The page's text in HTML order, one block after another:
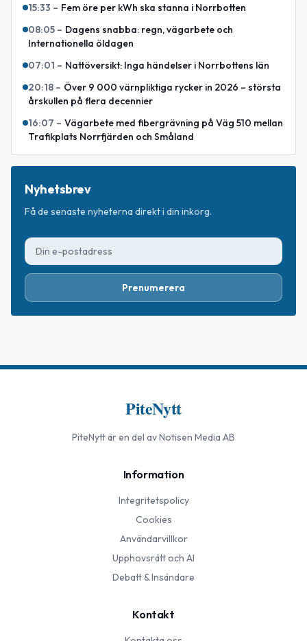
15:33 – Fem öre per kWh ska stanna i Norrbotten
08:05 – Dagens snabba: regn, vägarbete och
Internationella öldagen
07:01 – Nattöversikt: Inga händelser i Norrbottens län
20:18 – Över 9 000 värnpliktiga rycker in 2026 – största
årskullen på flera decennier
16:07 – Vägarbete med fibergrävning på Väg 510 mellan
Trafikplats Norrfjärden och Småland
Nyhetsbrev
Få de senaste nyheterna direkt i din inkorg.
Prenumerera
PiteNytt
PiteNyttär en del av Notisen Media AB
Information
Integritetspolicy
Cookies
Användarvillkor
Upphovsrätt och AI
Debatt & Insändare
Kontakt